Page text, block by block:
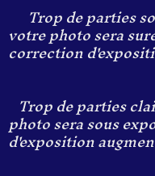
Trop de parties
votre photo sera
correction
Trop de parties
photo sera sous
d'exposition